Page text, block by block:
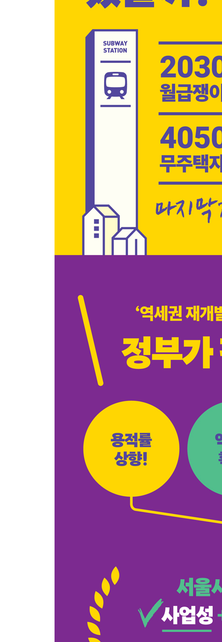
역세권 거리 재기 ③ ‘역사 모양’ 그대로 그리기! 동
05 역세권 재개발 사업 4가지 살펴보기
(ft. 역세권 장기전세, 역세권 활성화, 역세권 소규
1. 재개발 사업별 특징 - 4명의 건축가가 집을 짓는
2. 역세권 재개발 사업 땅의 크기 비교
① 역세권 장기전세
② 역세권 활성화
3. 역세권 재개발 사업이 가능한 역과의 거리는?
4. 역세권 재개발 사업의 동의율 비교
5. 역세권 재개발 사업의 속도 비교
6. 추천! -조합원 니즈에 따라 달라지는 역세권 개
〈Tip〉 잠깐! 유튜브 전문가의 신축 빌라 추천을
06 꽁꽁 숨어있는 역세권 재개발 특급 정보 찾기
[손품 1단계] 정부 공식 사이트에서 ’운영 기준‘ 찾기
① K-GeoP(kgeop.go.kr) - 이미 지정된 재개발 정보
② 서울도시공간포털(urban.seoul.go.kr) - 겹지정
③ S-MAP(smap.seoul.go.kr) - 드론 영상처럼 현
노후도 손품 사이트 활용 시 주의 사항 - 발품 필수!
08 좋은 물건 고르는 안목 ① 총투자금액 계산하기
재개발 투자자라면 ‘현재 가치’보다 ’미래 가치‘가
09 재개발 투자, 총투자금액을 미리 계산해 보자
1. 우선 지역(구역) 분석이 먼저!
2. 총투자금액과 초기투자금 비교 분석
3. 총부담금 계산과 프리미엄 예상 분석
〈Tip〉 재개발 투자 전, 필수 질문 3가지
10 좋은 물건 고르는 안목 ② 초기 투자금은 적게!
평당 단가가 싸다고 다 좋을까?
조합원이 새 아파트를 받는 것은 ‘자격’인가, ’대상’
역사를 알면 재개발이 보인다 - 환지=관리처분?
결국 ‘분양 자격’보다 ‘분양 대상’이 중요한 이유
재개발 vs. 재건축 조합원 기준의 결정적 차이
재개발 물건 구입 전에 확인할 서류 - 등기부등본
물딱지를 가르는 관리처분계획 기준일/관리산정